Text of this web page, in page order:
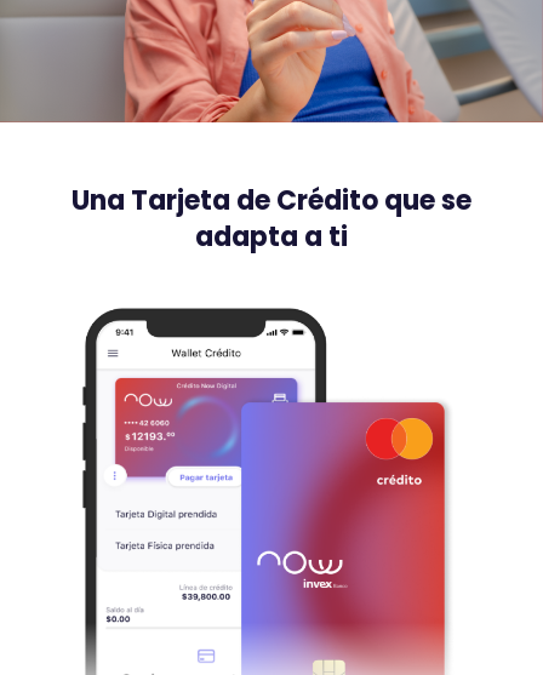
Una Tarjeta de Crédito que se
adapta a ti